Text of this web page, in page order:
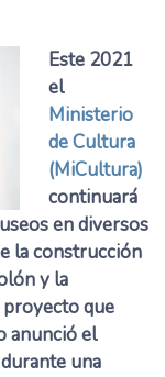
Este 2021
el
Ministerio
de Cultura
(MiCultura)
continuará
en diversos
la construcción
y la
proyecto que
anunció el
una